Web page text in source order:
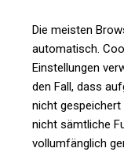
Die meisten
automatisch.
Einstellungen
den Fall, dass
nicht gespeichert
nicht sämtliche
vollumfänglich